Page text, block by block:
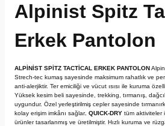
Alpinist Spitz
Erkek Pantolon
ALPİNİST SPİTZ TACTİCAL ERKEK PANTOLON
Strech-tec kumaş sayesinde maksimum rahatlık ve
anti-alerjiktir. Ter emiciliği ve vücut ısısı ile kuruma
Yüksek kesim beli sayesinde, trekking, tırmanış,
uygundur. Özel yerleştirilmiş cepler sayesinde
kolay erişim imkânı sağlar. QUICK-DRY tüm aktiviteler
ürünler tasarlanmış ve üretilmiştir. Hızlı kuruma ve